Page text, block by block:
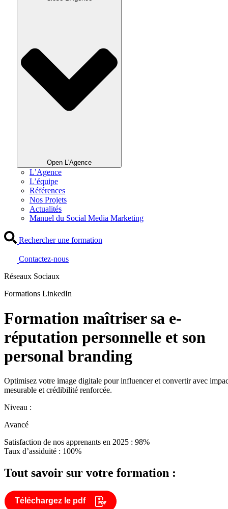
Open L'Agence
L’Agence
L’équipe
Références
Nos Projets
Actualités
Manuel du Social Media Marketing
Rechercher une formation
Contactez-nous
Réseaux Sociaux
Formations LinkedIn
Formation maîtriser sa e-
réputation personnelle et son
personal branding
Optimisez votre image digitale pour influencer et convertir avec
mesurable et crédibilité renforcée.
Niveau :
Avancé
Satisfaction de nos apprenants en 2025 : 98%
Taux d’assiduité : 100%
Tout savoir sur votre formation :
Téléchargez le pdf